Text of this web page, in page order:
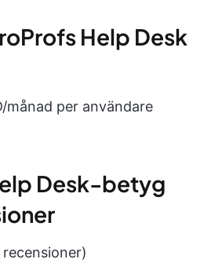
Help Desk
månad per användare
Desk-betyg